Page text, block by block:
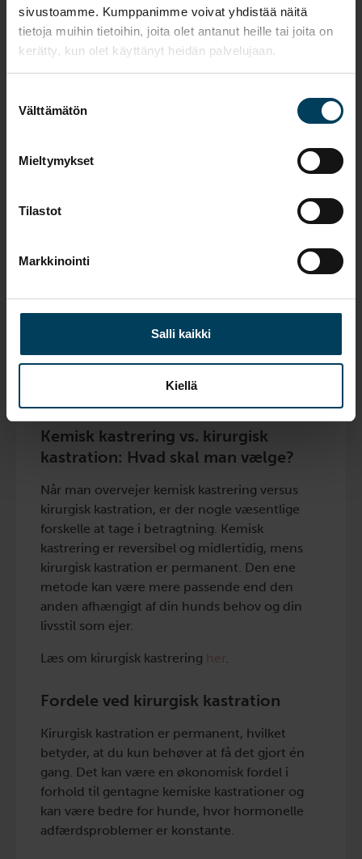
sivustoamme. Kumppanimme voivat yhdistää näitä
tietoja muihin tietoihin, joita olet antanut heille tai joita on
kerätty, kun olet käyttänyt heidän palvelujaan.
valinta
Välttämätön
Mieltymykset
Tilastot
Markkinointi
Salli kaikki
Kiellä
Vægtøgning
Som nævnt tidligere kan kemisk kastrering føre
til en ændring i hundens stofskifte, hvilket kan
justering af hundens kost og træning.
energiniveau og social adfærd som følge af de
I sjældne tilfælde kan hunde udvikle lokale
hudreaktioner på implantatet eller
injektionsstedet. Dette kan føre til kløe, rødme
Kemisk kastrering vs. kirurgisk
kastration: Hvad skal man vælge?
Når man overvejer kemisk kastrering versus
kirurgisk kastration, er der nogle væsentlige
forskelle at tage i betragtning. Kemisk
kastrering er reversibel og midlertidig, mens
kirurgisk kastration er permanent. Den ene
metode kan være mere passende end den
anden afhængigt af din hunds behov og din
livsstil som ejer.
Læs om kirurgisk kastrering her.
Fordele ved kirurgisk kastration
Kirurgisk kastration er permanent, hvilket
betyder, at du kun behøver at få det gjort én
gang. Det kan være en økonomisk fordel i
forhold til gentagne kemiske kastrationer og
kan være bedre for hunde, hvor hormonelle
adfærdsproblemer er konstante.